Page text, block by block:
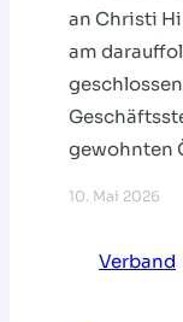
an Christi
am
gewohnten
10. Mai 2026
Verband